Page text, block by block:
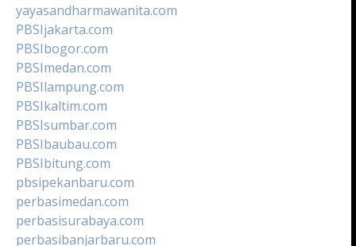
yayasandharmawanita.com
PBSIjakarta.com
PBSIbogor.com
PBSImedan.com
PBSIlampung.com
PBSIkaltim.com
PBSIsumbar.com
PBSIbaubau.com
PBSIbitung.com
pbsipekanbaru.com
perbasimedan.com
perbasisurabaya.com
perbasibanjarbaru.com